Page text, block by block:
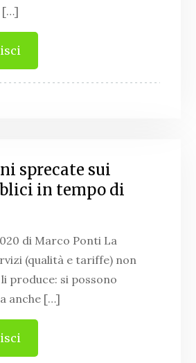
[…]
sprecate sui
in tempo di
di Marco Ponti La
(qualità e tariffe) non
produce: si possono
anche […]